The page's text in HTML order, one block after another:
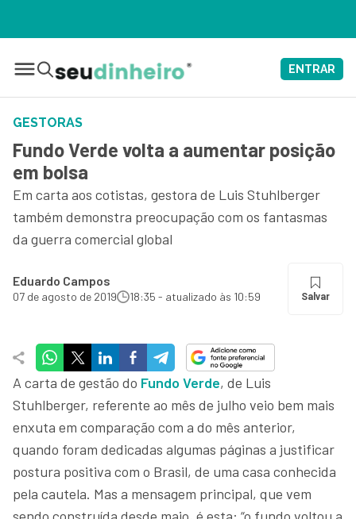
ENTRAR
GESTORAS
Fundo Verde volta a aumentar posição
em bolsa
Em carta aos cotistas, gestora de Luis Stuhlberger
também demonstra preocupação com os fantasmas
da guerra comercial global
Eduardo Campos
07 de agosto de 2019 18:35 - atualizado às 10:59 Salvar
A carta de gestão do Fundo Verde, de Luis
Stuhlberger, referente ao mês de julho veio bem mais
enxuta em comparação com a do mês anterior,
quando foram dedicadas algumas páginas a justificar
postura positiva com o Brasil, de uma casa conhecida
pela cautela. Mas a mensagem principal, que vem